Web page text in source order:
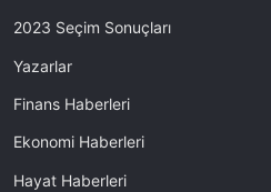
2023 Seçim Sonuçları
Yazarlar
Finans Haberleri
Ekonomi Haberleri
Hayat Haberleri